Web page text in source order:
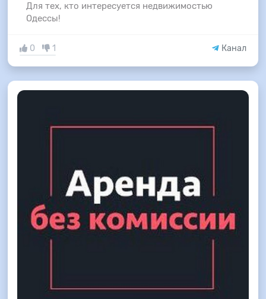
Для тех, кто интересуется недвижимостью
Одессы!
0 1 Канал